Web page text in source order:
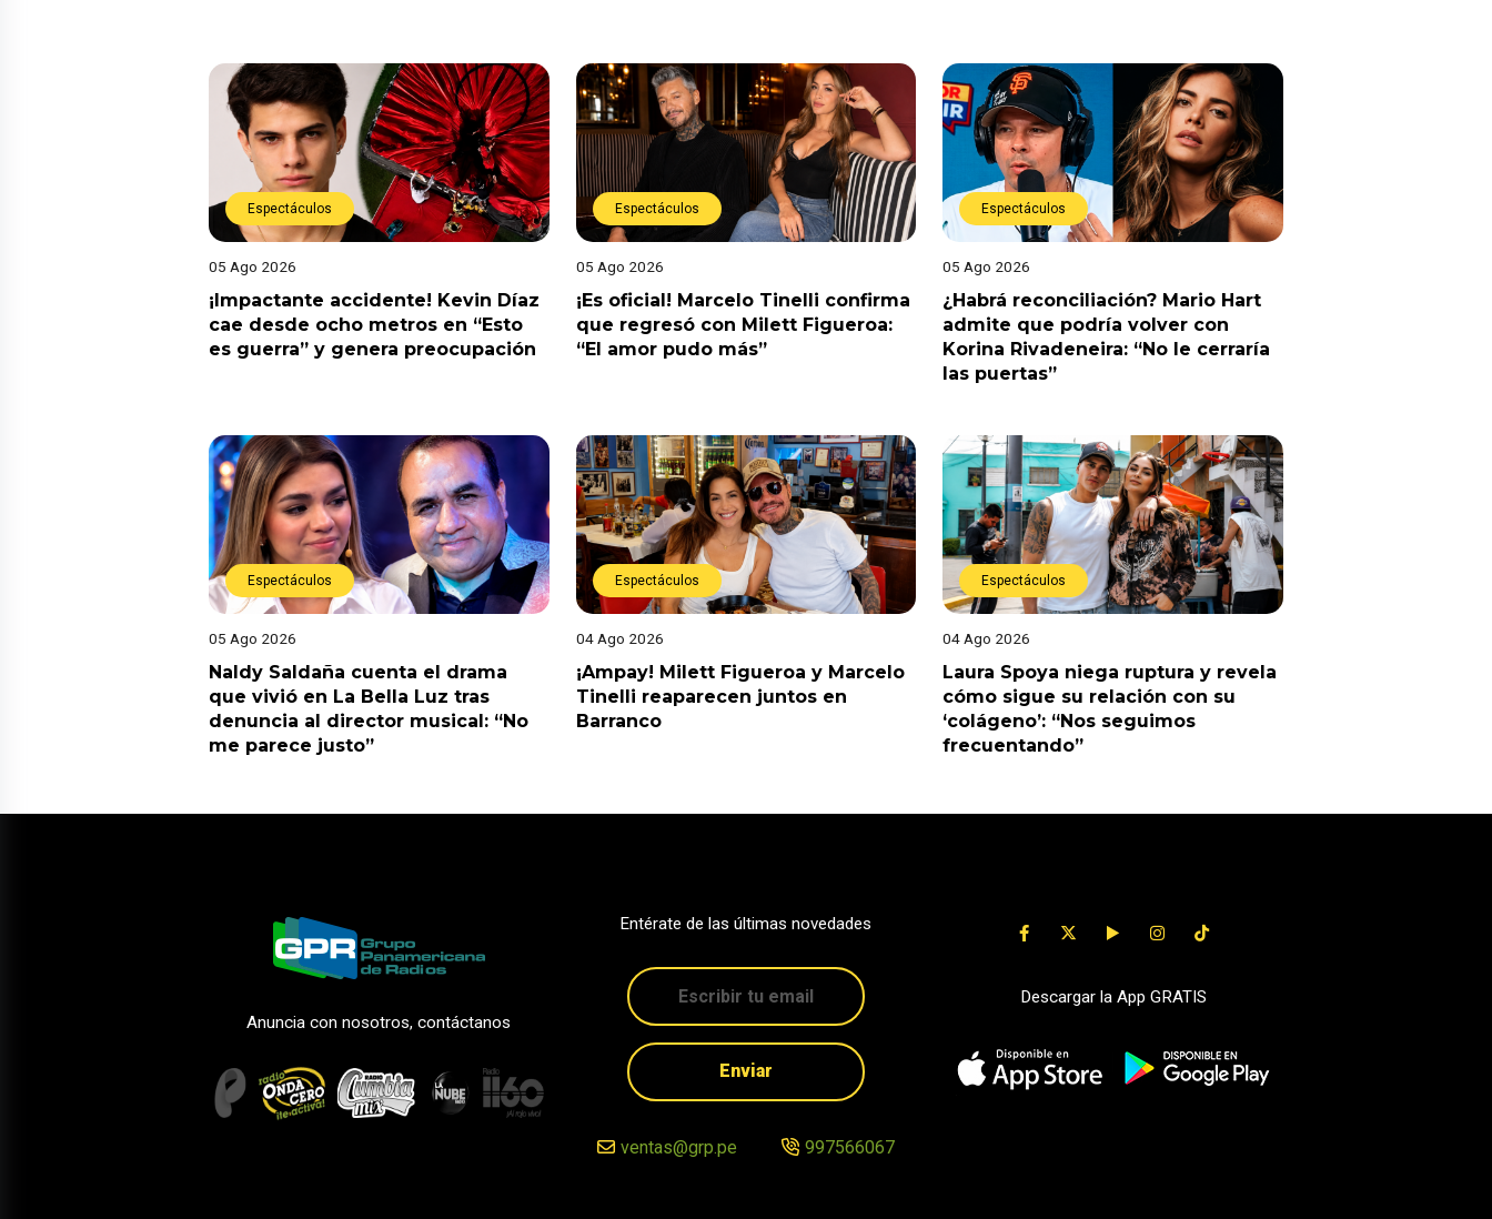
Espectáculos
05 Ago 2026
¡Impactante accidente! Kevin Díaz
cae desde ocho metros en “Esto
es guerra” y genera preocupación
Espectáculos
05 Ago 2026
¡Es oficial! Marcelo Tinelli confirma
que regresó con Milett Figueroa:
“El amor pudo más”
Espectáculos
05 Ago 2026
¿Habrá reconciliación? Mario Hart
admite que podría volver con
Korina Rivadeneira: “No le cerraría
las puertas”
Espectáculos
05 Ago 2026
Naldy Saldaña cuenta el drama
que vivió en La Bella Luz tras
denuncia al director musical: “No
me parece justo”
Espectáculos
04 Ago 2026
¡Ampay! Milett Figueroa y Marcelo
Tinelli reaparecen juntos en
Barranco
Espectáculos
04 Ago 2026
Laura Spoya niega ruptura y revela
cómo sigue su relación con su
‘colágeno’: “Nos seguimos
frecuentando”
Anuncia con nosotros, contáctanos
Entérate de las últimas novedades
Enviar
ventas@grp.pe 997566067
Descargar la App GRATIS